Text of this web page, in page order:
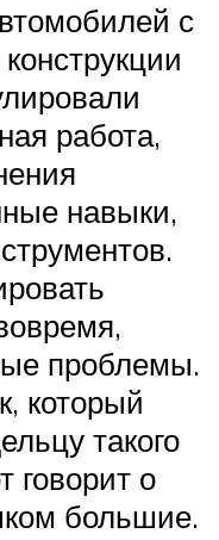
с
работа,
навыки,
проблемы.
который
такого
говорит о
большие.